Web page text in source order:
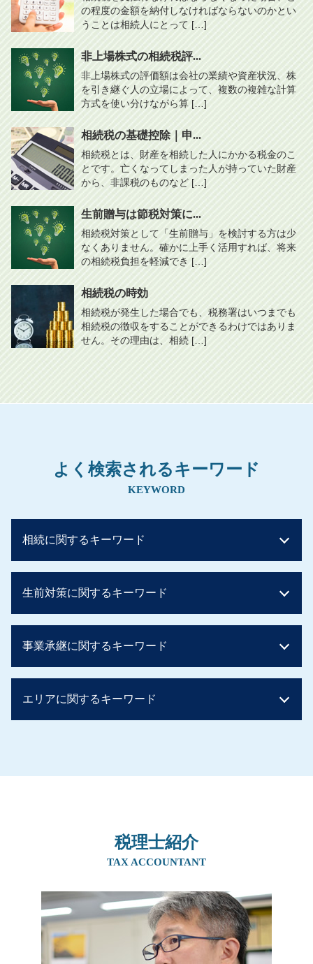
の程度の金額を納付しなければならないのかとい
うことは相続人にとって […]
非上場株式の相続税評...
非上場株式の評価額は会社の業績や資産状況、株
を引き継ぐ人の立場によって、複数の複雑な計算
方式を使い分けながら算 […]
相続税の基礎控除｜申...
相続税とは、財産を相続した人にかかる税金のこ
とです。亡くなってしまった人が持っていた財産
から、非課税のものなど […]
生前贈与は節税対策に...
相続税対策として「生前贈与」を検討する方は少
なくありません。確かに上手く活用すれば、将来
の相続税負担を軽減でき […]
相続税の時効
相続税が発生した場合でも、税務署はいつまでも
相続税の徴収をすることができるわけではありま
せん。その理由は、相続 […]
よく検索されるキーワード
KEYWORD
相続に関するキーワード
相続税 税率
相続税 配偶者控除 デメリット
相続税 子供のみ
相続税 基礎控除 兄弟
配偶者居住権 相続税
相続税 非課税 生命保険
贈与税 非課税 110 万
生前対策に関するキーワード
贈与税 住宅 非課税 申告
生前贈与 現金 300万
贈与税 ばれる
生前贈与 孫 やり方
生前贈与 非課税 2500万円
住宅資金贈与 相続税
親からの贈与 現金
贈与税 親子
贈与税 手渡し ばれる
生前贈与 不動産
事業承継に関するキーワード
親族内承継 親族外承継
事業承継 方法
事業承継 マッチング
事業譲渡
親族内承継 課題
事業承継 税理士
エリアに関するキーワード
生前対策 京都府
事業承継 京都府
相続 阪神間
相続 北摂エリア
生前対策 奈良県
相続 兵庫県
税理士紹介
TAX ACCOUNTANT